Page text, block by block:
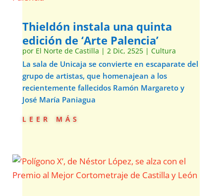
Thieldón instala una quinta
edición de ‘Arte Palencia’
por El Norte de Castilla | 2 Dic, 2525| Cultura
La sala de Unicaja se convierte en escaparate del
grupo de artistas, que homenajean a los
recientemente fallecidos Ramón Margareto y
José María Paniagua
leer más